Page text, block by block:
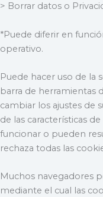
> Borrar datos o
*Puede diferir en
operativo.
Puede hacer uso de la
barra de herramientas
cambiar los ajustes de
de las características
funcionar o pueden
rechaza todas las
Muchos navegadores
mediante el cual las